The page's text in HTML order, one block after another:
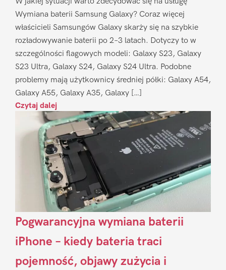
Wymiana baterii Samsung Galaxy? Coraz więcej
właścicieli Samsungów Galaxy skarży się na szybkie
rozładowywanie baterii po 2–3 latach. Dotyczy to w
szczególności flagowych modeli: Galaxy S23, Galaxy
S23 Ultra, Galaxy S24, Galaxy S24 Ultra. Podobne
problemy mają użytkownicy średniej półki: Galaxy A54,
Galaxy A55, Galaxy A35, Galaxy […]
Czytaj dalej
Pogwarancyjna wymiana baterii
iPhone – kiedy bateria traci
pojemność, objawy zużycia i